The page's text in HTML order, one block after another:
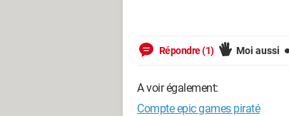
Répondre (1) Moi aussi
A voir également:
Compte epic games piraté